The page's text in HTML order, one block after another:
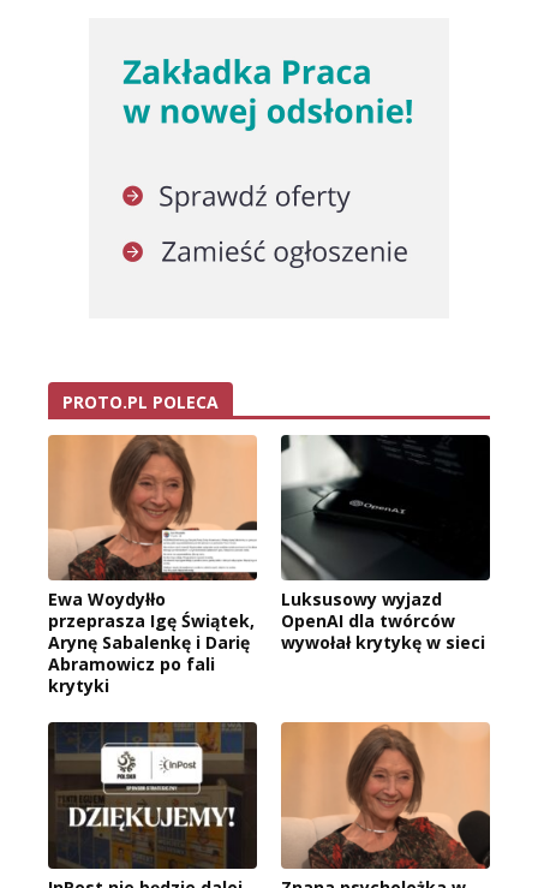
PROTO.PL POLECA
Ewa Woydyłło
przeprasza Igę Świątek,
Arynę Sabalenkę i Darię
Abramowicz po fali
krytyki
Luksusowy wyjazd
OpenAI dla twórców
wywołał krytykę w sieci